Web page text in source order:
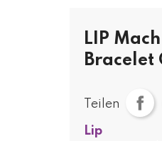
LIP
Bracelet
Teilen
Lip